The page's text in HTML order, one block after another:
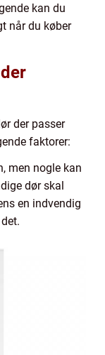
kan du
når du køber
der passer
faktorer:
men nogle kan
dør skal
en indvendig